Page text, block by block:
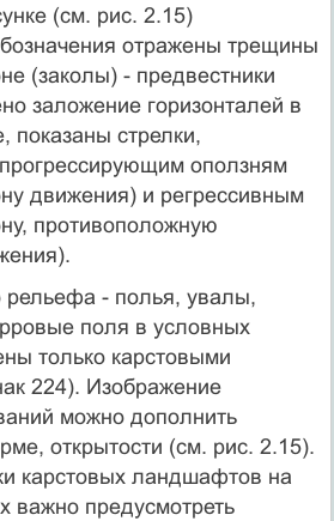
(см. рис. 2.15)
отражены трещины
(заколы) - предвестники
заложение горизонталей в
показаны стрелки,
оползням
движения) и регрессивным
противоположную
рельефа - полья, увалы,
поля в условных
только карстовыми
224). Изображение
можно дополнить
открытости (см. рис. 2.15).
карстовых ландшафтов на
важно предусмотреть